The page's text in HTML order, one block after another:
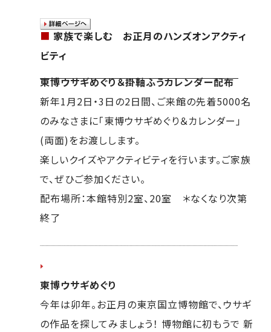
■ 家族で楽しむ お正月のハンズオンアクティ
ビティ
東博ウサギめぐり＆掛軸ふうカレンダー配布
新年1月2日・3日の2日間、ご来館の先着5000名
のみなさまに「東博ウサギめぐり＆カレンダー」
(両面)をお渡しします。
楽しいクイズやアクティビティを行います。ご家族
で、ぜひご参加ください。
配布場所：本館特別2室、20室 ＊なくなり次第
終了
東博ウサギめぐり
今年は卯年。お正月の東京国立博物館で、ウサギ
の作品を探してみましょう！ 博物館に初もうで 新